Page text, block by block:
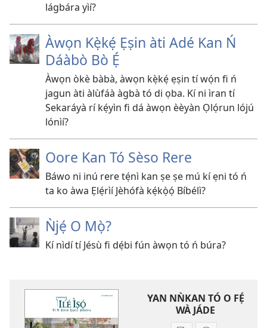
lágbára yìí?
Àwọn Kẹ̀kẹ́ Ẹṣin àti Adé Kan Ń
Dáàbò Bò Ẹ́
Àwọn òkè bàbà, àwọn kẹ̀kẹ́ ẹṣin tí wọ́n fi ń
jagun àti àlùfáà àgbà tó di ọba. Kí ni ìran tí
Sekaráyà rí kẹ́yìn fi dá àwọn èèyàn Ọlọ́run lójú
lónìí?
Oore Kan Tó Sèso Rere
Báwo ni inú rere tẹ́nì kan ṣe ṣe mú kí ẹni tó ń
ta ko àwa Ẹlẹ́rìí Jèhófà kẹ́kọ̀ọ́ Bíbélì?
Ǹjẹ́ O Mọ̀?
Kí nìdí tí Jésù fi dẹ́bi fún àwọn tó ń búra?
YAN NǸKAN TÓ O FẸ́
WÀ JÁDE